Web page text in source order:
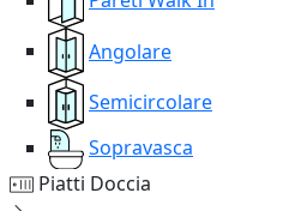
Angolare
Semicircolare
Sopravasca
Piatti Doccia